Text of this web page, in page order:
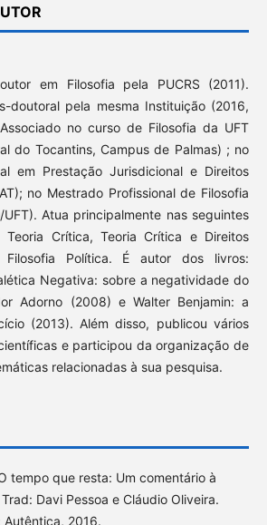
em Filosofia pela PUCRS (2011).
doutoral pela mesma Instituição (2016,
no curso de Filosofia da UFT
do Tocantins, Campus de Palmas) ; no
em Prestação Jurisdicional e Direitos
no Mestrado Profissional de Filosofia
UFT). Atua principalmente nas seguintes
Crítica, Teoria Crítica e Direitos
Filosofia Política. É autor dos livros:
Negativa: sobre a negatividade do
Adorno (2008) e Walter Benjamin: a
(2013). Além disso, publicou vários
e participou da organização de
relacionadas à sua pesquisa.
tempo que resta: Um comentário à
Davi Pessoa e Cláudio Oliveira.
Autêntica, 2016.